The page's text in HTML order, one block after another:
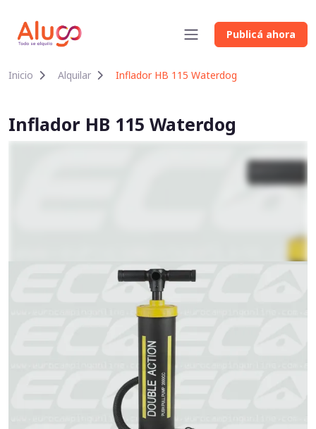
Publicá ahora
Inicio Alquilar Inflador HB 115 Waterdog
Inflador HB 115 Waterdog